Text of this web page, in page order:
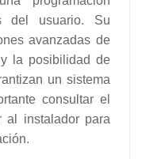
del usuario. Su
avanzadas de
la posibilidad de
un sistema
consultar el
al instalador para